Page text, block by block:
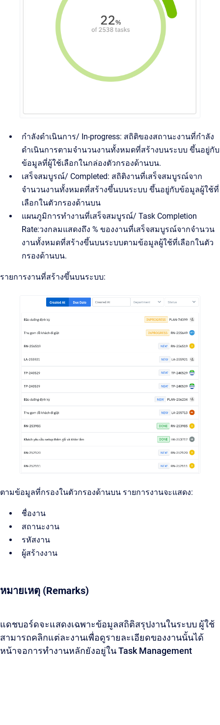
กำลังดำเนินการ/ In-progress: สถิติของสถานะงานที่กำลัง
ดำเนินการตามจำนวนงานทั้งหมดที่สร้างบนระบบ ขึ้นอยู่กับ
ข้อมูลที่ผู้ใช้เลือกในกล่องตัวกรองด้านบน.
เสร็จสมบูรณ์/ Completed: สถิติงานที่เสร็จสมบูรณ์จาก
จำนวนงานทั้งหมดที่สร้างขึ้นบนระบบ ขึ้นอยู่กับข้อมูลผู้ใช้ที่
เลือกในตัวกรองด้านบน
แผนภูมิการทำงานที่เสร็จสมบูรณ์/ Task Completion
Rate:วงกลมแสดงถึง % ของงานที่เสร็จสมบูรณ์จากจำนวน
งานทั้งหมดที่สร้างขึ้นบนระบบตามข้อมูลผู้ใช้ที่เลือกในตัว
กรองด้านบน.
รายการงานที่สร้างขึ้นบนระบบ:
ตามข้อมูลที่กรองในตัวกรองด้านบน รายการงานจะแสดง:
ชื่องาน
สถานะงาน
รหัสงาน
ผู้สร้างงาน
หมายเหตุ (Remarks)
แดชบอร์ดจะแสดงเฉพาะข้อมูลสถิติสรุปงานในระบบ ผู้ใช้
สามารถคลิกแต่ละงานเพื่อดูรายละเอียดของงานนั้นได้
หน้าจอการทำงานหลักยังอยู่ใน Task Management